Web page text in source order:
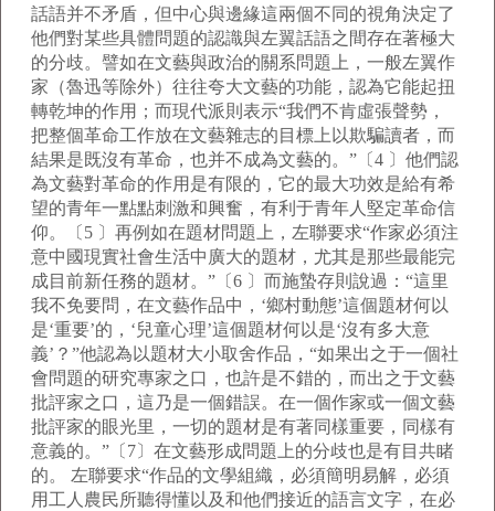
話語并不矛盾，但中心與邊緣這兩個不同的視角決定了
他們對某些具體問題的認識與左翼話語之間存在著極大
的分歧。譬如在文藝與政治的關系問題上，一般左翼作
家（魯迅等除外）往往夸大文藝的功能，認為它能起扭
轉乾坤的作用；而現代派則表示“我們不肯虛張聲勢，
把整個革命工作放在文藝雜志的目標上以欺騙讀者，而
結果是既沒有革命，也并不成為文藝的。”〔4 〕他們認
為文藝對革命的作用是有限的，它的最大功效是給有希
望的青年一點點刺激和興奮，有利于青年人堅定革命信
仰。〔5 〕再例如在題材問題上，左聯要求“作家必須注
意中國現實社會生活中廣大的題材，尤其是那些最能完
成目前新任務的題材。”〔6 〕而施蟄存則說過：“這里
我不免要問，在文藝作品中，‘鄉村動態’這個題材何以
是‘重要’的，‘兒童心理’這個題材何以是‘沒有多大意
義’？”他認為以題材大小取舍作品，“如果出之于一個社
會問題的研究專家之口，也許是不錯的，而出之于文藝
批評家之口，這乃是一個錯誤。在一個作家或一個文藝
批評家的眼光里，一切的題材是有著同樣重要，同樣有
意義的。”〔7〕在文藝形成問題上的分歧也是有目共睹
的。 左聯要求“作品的文學組織，必須簡明易解，必須
用工人農民所聽得懂以及和他們接近的語言文字，在必